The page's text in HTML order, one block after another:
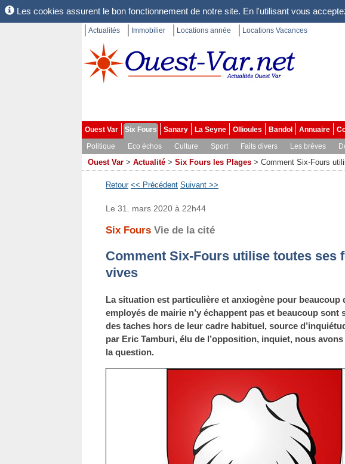
Les cookies assurent le bon fonctionnement de notre site. En l'utilisant vous
Actualités Immobilier Locations année Locations Vacances
Ouest Var Six Fours Sanary La Seyne Ollioules Bandol Annuaire
Politique
Eco échos Culture Sport Faits divers Les brèves
Ouest Var > Actualité > Six Fours les Plages > Comment Six-Fours
Retour << Précédent Suivant >>
Le 31. mars 2020 à 22h44
Six Fours Vie de la cité
Comment Six-Fours utilise toutes ses
vives
La situation est particulière et anxiogène pour beaucoup
employés de mairie n’y échappent pas et beaucoup sont
des taches hors de leur cadre habituel, source
par Eric Tamburi, élu de l’opposition, inquiet, nous
la question.